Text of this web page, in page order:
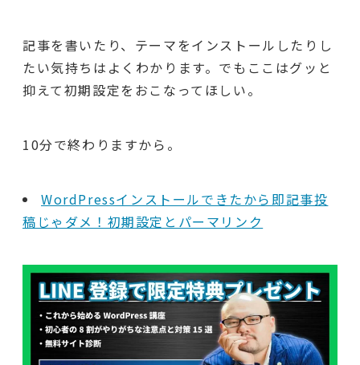
記事を書いたり、テーマをインストールしたりし
たい気持ちはよくわかります。でもここはグッと
抑えて初期設定をおこなってほしい。
10分で終わりますから。
WordPressインストールできたから即記事投
稿じゃダメ！初期設定とパーマリンク